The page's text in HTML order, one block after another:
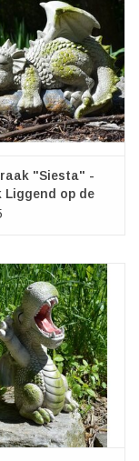
"Siesta" -
Liggend op de